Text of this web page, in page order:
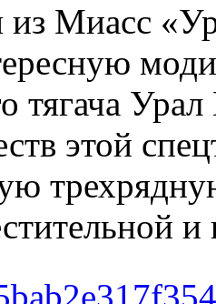
Миасс
тягача
этой